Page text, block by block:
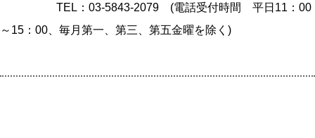
TEL：03-5843-2079 (電話受付時間 平日11：00
～15：00、毎月第一、第三、第五金曜を除く)